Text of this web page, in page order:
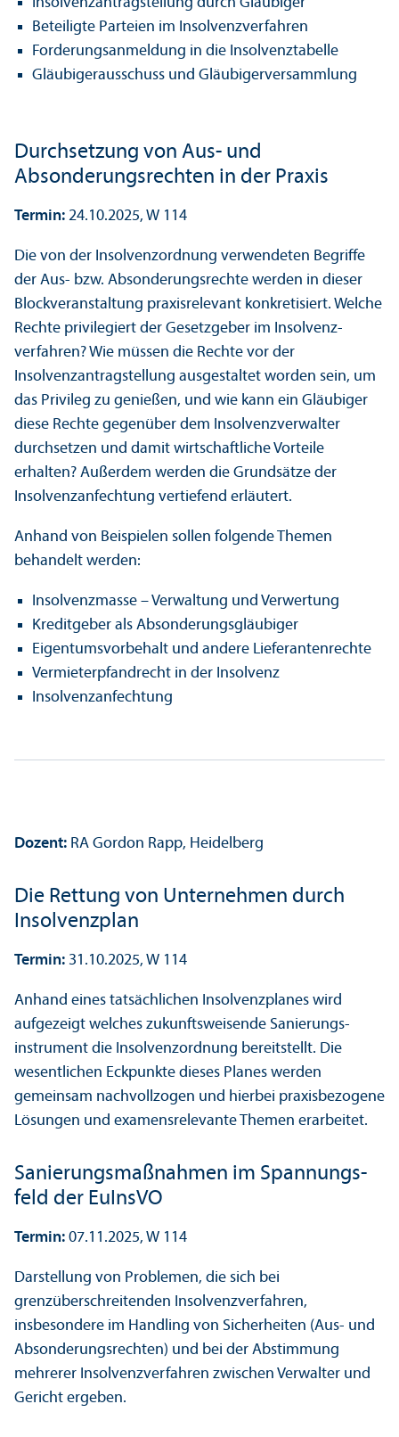
Beteiligte Parteien im Insolvenz­verfahren
Forderungs­anmeldung in die Insolvenztabelle
Gläubiger­ausschuss und Gläubigerversammlung
Durchsetzung von Aus- und
Absonderungs­rechten in der Praxis
Termin: 24.10.2025, W 114
Die von der Insolvenzordnung verwendeten Begriffe
der Aus- bzw. Absonderungs­rechte werden in dieser
Block­veranstaltung praxisrelevant konkretisiert. Welche
Rechte privilegiert der Gesetzgeber im Insolvenz­
verfahren? Wie müssen die Rechte vor der
Insolvenzantragstellung ausgestaltet worden sein, um
das Privileg zu genießen, und wie kann ein Gläubiger
diese Rechte gegenüber dem Insolvenzverwalter
durchsetzen und damit wirtschaft­liche Vorteile
erhalten? Außerdem werden die Grundsätze der
Insolvenzanfechtung vertiefend erläutert.
Anhand von Beispielen sollen folgende Themen
behandelt werden:
Insolvenzmasse – Verwaltung und Verwertung
Kreditgeber als Absonderungs­gläubiger
Eigentumsvorbehalt und andere Lieferantenrechte
Vermieterpfandrecht in der Insolvenz
Insolvenzanfechtung
Dozent: RA Gordon Rapp, Heidelberg
Die Rettung von Unter­nehmen durch
Insolvenzplan
Termin: 31.10.2025, W 114
Anhand eines tatsächlichen Insolvenzplanes wird
aufgezeigt welches zukunftsweisende Sanierungs­
instrument die Insolvenzordnung bereitstellt. Die
wesentlichen Eckpunkte dieses Planes werden
gemeinsam nachvollzogen und hierbei praxisbezogene
Lösungen und examensrelevante Themen erarbeitet.
Sanierungs­maßnahmen im Spannungs­
feld der EuInsVO
Termin: 07.11.2025, W 114
Darstellung von Problemen, die sich bei
grenzüberschreitenden Insolvenz­verfahren,
insbesondere im Handling von Sicherheiten (Aus- und
Absonderungs­rechten) und bei der Abstimmung
mehrerer Insolvenz­verfahren zwischen Verwalter und
Gericht ergeben.